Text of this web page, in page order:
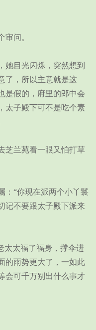
问。
目光闪烁，突然想到
了，所以主意就是这
是假的，府里的郎中会
太子殿下可不是吃个素
兰苑看一眼又怕打草
“你现在派两个小丫鬟
记不要跟太子殿下派来
太福了福身，撑伞进
的雨势更大了，一如此
会可千万别出什么事才